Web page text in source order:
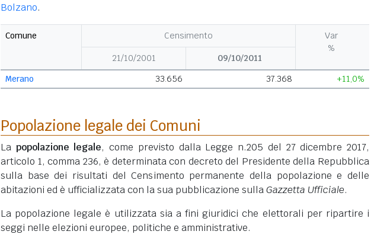
Bolzano.
Comune Censimento
Var
%
21/10/2001
09/10/2011
Merano
33.656 37.368 +11,0%
Popolazione legale dei Comuni
La popolazione legale, come previsto dalla Legge n.205 del 27 dicembre 2017,
articolo 1, comma 236, è determinata con decreto del Presidente della Repubblica
sulla base dei risultati del Censimento permanente della popolazione e delle
abitazioni ed è ufficializzata con la sua pubblicazione sullaGazzetta Ufficiale.
La popolazione legale è utilizzata sia a fini giuridici che elettorali per ripartire i
seggi nelle elezioni europee, politiche e amministrative.